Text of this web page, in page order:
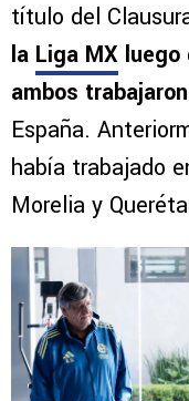
título del
la Liga MX luego
ambos
España.
había trabajado
Morelia y